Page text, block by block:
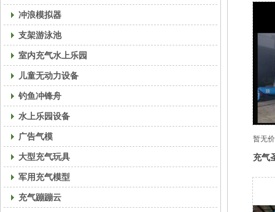
冲浪模拟器
支架游泳池
室内充气水上乐园
儿童无动力设备
钓鱼冲锋舟
水上乐园设备
广告气模
大型充气玩具
军用充气模型
充气蹦蹦云
暂无
充气